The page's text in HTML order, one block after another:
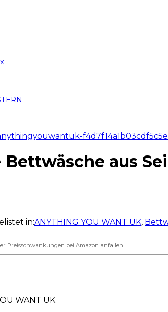
aus
in:ANYTHING YOU WANT UK,
Preisschwankungen bei Amazon anfallen.
WANT UK